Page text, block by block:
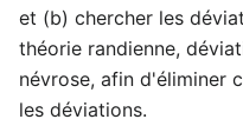
et (b) chercher les
théorie randienne,
névrose, afin d'éliminer
les déviations.